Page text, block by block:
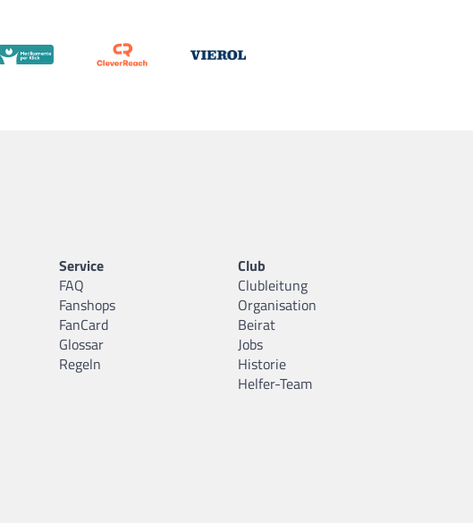
Service
FAQ
Fanshops
FanCard
Glossar
Regeln
Club
Clubleitung
Organisation
Beirat
Jobs
Historie
Helfer-Team